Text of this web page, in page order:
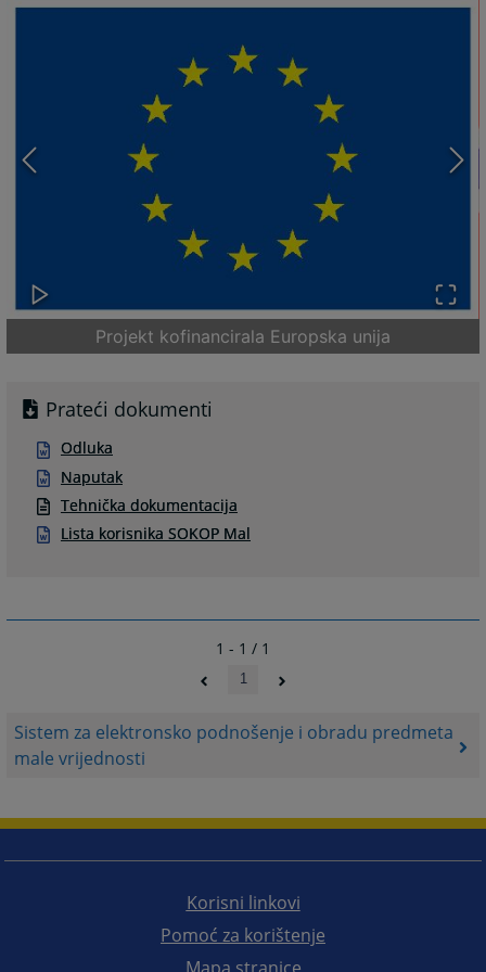
Sistem za elektronsko podnošenje i obradu predmeta
male vrijednosti
Projekt kofinancirala Europska unija
Prateći dokumenti
Odluka
Naputak
Tehnička dokumentacija
Lista korisnika SOKOP Mal
1 - 1 / 1
1
Korisni linkovi
Pomoć za korištenje